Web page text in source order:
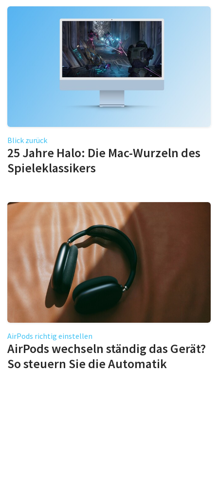
Blick zurück
25 Jahre Halo: Die Mac-Wurzeln des
Spieleklassikers
AirPods richtig einstellen
AirPods wechseln ständig das Gerät?
So steuern Sie die Automatik